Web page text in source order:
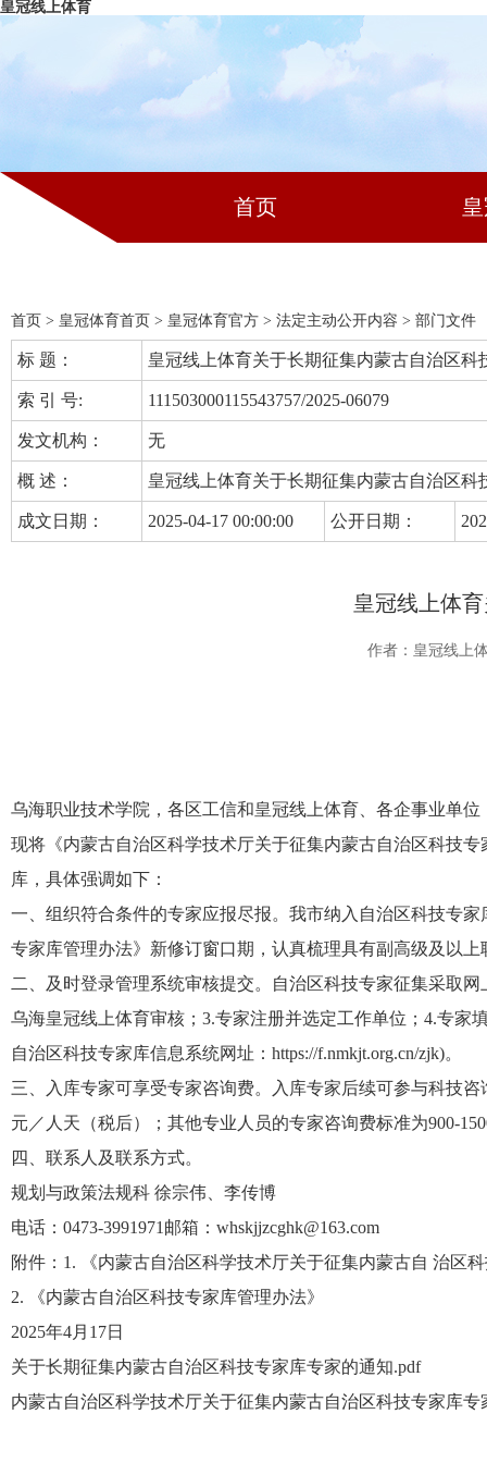
皇冠线上体育
首页
首页 > 皇冠体育首页 > 皇冠体育官方 > 法定主动公开内容 > 部门文件
标 题： 皇冠线上体育关于长期征集内蒙古自治区科
索 引 号: 111503000115543757/2025-06079
发文机构： 无
概 述： 皇冠线上体育关于长期征集内蒙古自治区科
成文日期： 2025-04-17 00:00:00 公开日期：
皇冠线上体
作者：皇冠线上
乌海职业技术学院， 各区工信和皇冠线上体育、各企事业单位
现将《内蒙古自治区科学技术厅关于征集内蒙古自治区科技专
库， 具体强调如下：
一、组织符合条件的专家应报尽报。我市纳入自治区科技专家
专家库管理办法》新修订窗口期，认真梳理具有副高级及以
二、
及时登录管理系统审核提交。自治区科技专家征集采取网
乌海皇冠线上体育审核； 3.专家注册并选定工作单位； 4.专家
自治区科技专家库信息系统网址： https://f.nmkjt.org.cn/zjk)。
三、入库专家可享受专家咨询费。入库专家后续可参与科技
元／人天（税后）；其他专业人员的专家咨询费标准为900-
四、 联系 人及联系方式。
规划与政策法规科 徐宗伟、李传博
电话： 0473-3991971 邮箱 ： whskjjzcghk@163.com
附件： 1. 《内蒙古自治区科学技术厅关于征集内蒙古自 治区
2.
《内蒙古自治区科技专家库管理办法》
2025年4月 1 7日
关于长期征集内蒙古自治区科技专家库专家的通知.pdf
内蒙古自治区科学技术厅关于征集内蒙古自治区科技专家库专